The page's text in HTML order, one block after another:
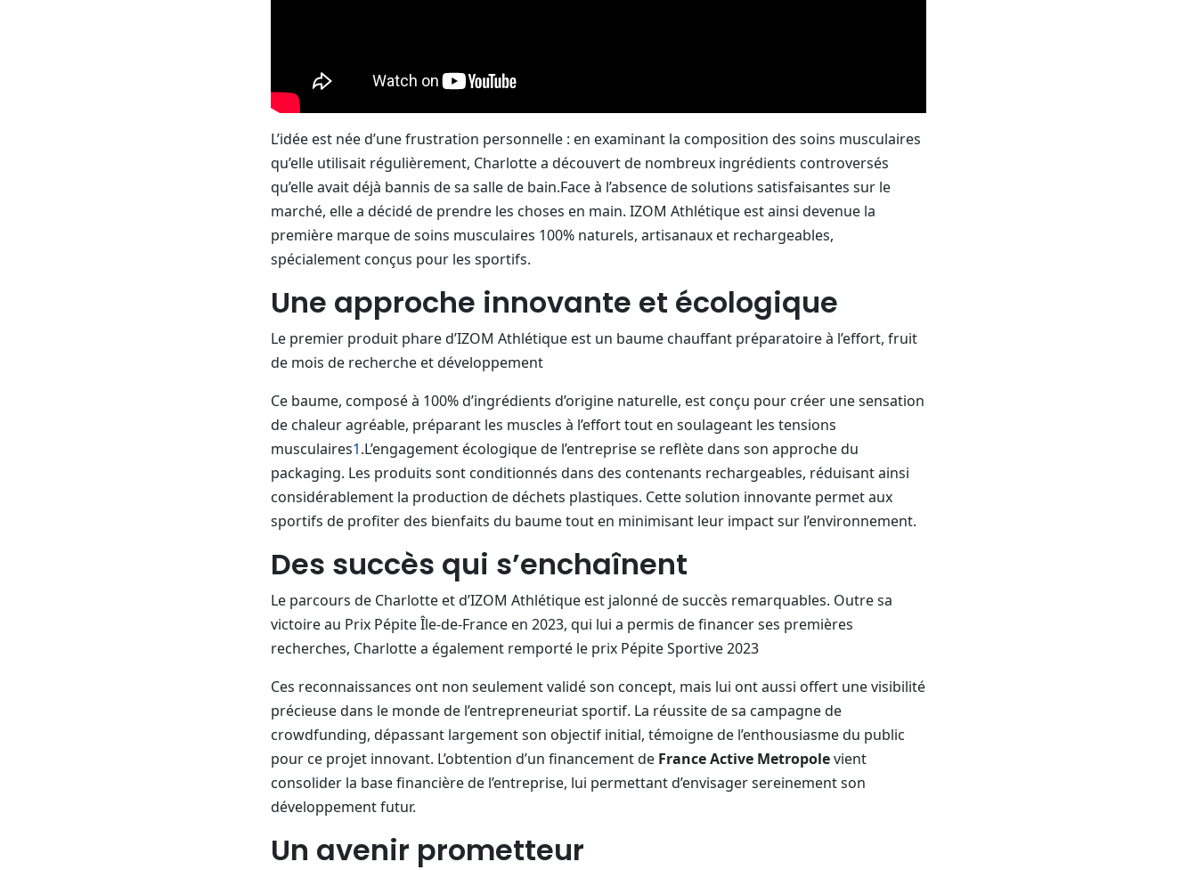
L’idée est née d’une frustration personnelle : en examinant la composition des soins musculaires
qu’elle utilisait régulièrement, Charlotte a découvert de nombreux ingrédients controversés
qu’elle avait déjà bannis de sa salle de bain.Face à l’absence de solutions satisfaisantes sur le
marché, elle a décidé de prendre les choses en main. IZOM Athlétique est ainsi devenue la
première marque de soins musculaires 100% naturels, artisanaux et rechargeables,
spécialement conçus pour les sportifs.
Une approche innovante et écologique
Le premier produit phare d’IZOM Athlétique est un baume chauffant préparatoire à l’effort, fruit
de mois de recherche et développement
Ce baume, composé à 100% d’ingrédients d’origine naturelle, est conçu pour créer une sensation
de chaleur agréable, préparant les muscles à l’effort tout en soulageant les tensions
musculaires1.L’engagement écologique de l’entreprise se reflète dans son approche du
packaging. Les produits sont conditionnés dans des contenants rechargeables, réduisant ainsi
considérablement la production de déchets plastiques. Cette solution innovante permet aux
sportifs de profiter des bienfaits du baume tout en minimisant leur impact sur l’environnement.
Des succès qui s’enchaînent
Le parcours de Charlotte et d’IZOM Athlétique est jalonné de succès remarquables. Outre sa
victoire au Prix Pépite Île-de-France en 2023, qui lui a permis de financer ses premières
recherches, Charlotte a également remporté le prix Pépite Sportive 2023
Ces reconnaissances ont non seulement validé son concept, mais lui ont aussi offert une visibilité
précieuse dans le monde de l’entrepreneuriat sportif. La réussite de sa campagne de
crowdfunding, dépassant largement son objectif initial, témoigne de l’enthousiasme du public
pour ce projet innovant. L’obtention d’un financement de France Active Metropolevient
consolider la base financière de l’entreprise, lui permettant d’envisager sereinement son
développement futur.
Un avenir prometteur